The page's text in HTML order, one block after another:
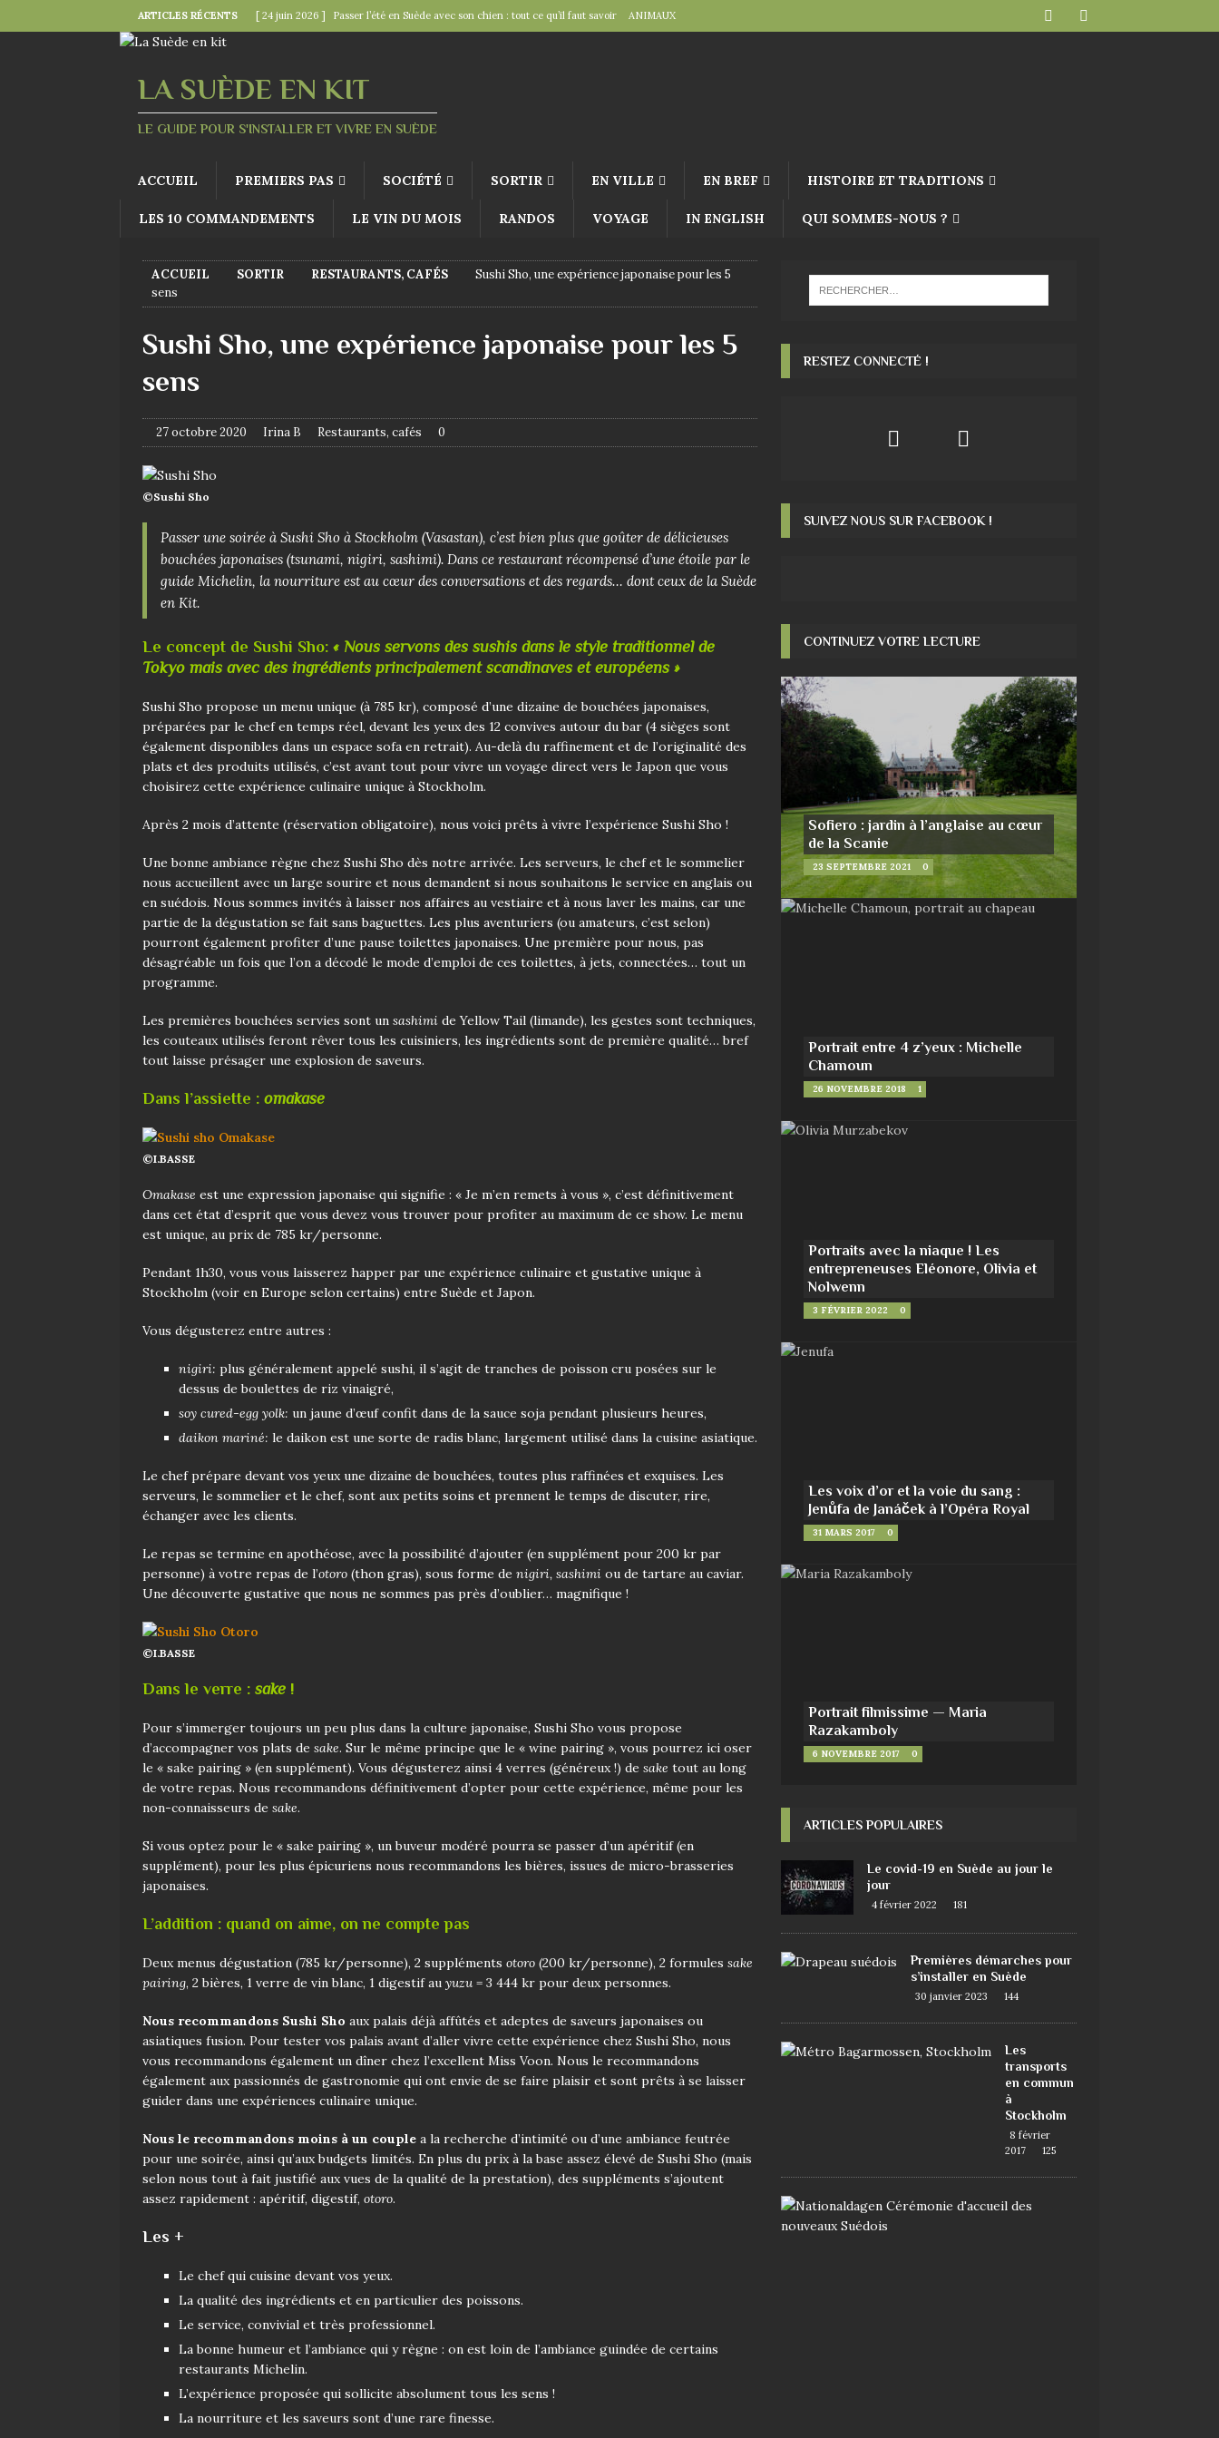
ARTICLES RÉCENTS [ 24 juin 2026 ] Passer l’été en Suède avec son chien : tout ce qu’il faut savoir ANIMAUX
[ 18 juin 2026 ] Midsommar — la fête suédoise par excellence
Le rire s’invite à table : « Venez donc dîner ce soir ! »
LA SUÈDE EN KIT
LE GUIDE POUR S'INSTALLER ET VIVRE EN SUÈDE
ACCUEIL PREMIERS PAS SOCIÉTÉ SORTIR EN VILLE EN BREF HISTOIRE ET TRADITIONS
LES 10 COMMANDEMENTS LE VIN DU MOIS RANDOS VOYAGE IN ENGLISH QUI SOMMES-NOUS ?
ACCUEIL SORTIR RESTAURANTS, CAFÉS
Sushi Sho, une expérience japonaise pour les 5
sens
Sushi Sho, une expérience japonaise pour les 5
sens
27 octobre 2020 Irina B Restaurants, cafés 0
©Sushi Sho
Passer une soirée à Sushi Sho à Stockholm (Vasastan), c’est bien plus que goûter de délicieuses
bouchées japonaises (tsunami, nigiri, sashimi). Dans ce restaurant récompensé d’une étoile par le
guide Michelin, la nourriture est au cœur des conversations et des regards… dont ceux de la Suède
en Kit.
Le concept de Sushi Sho: « Nous servons des sushis dans le style traditionnel de
Tokyo mais avec des ingrédients principalement scandinaves et européens »
Sushi Sho propose un menu unique (à 785 kr), composé d’une dizaine de bouchées japonaises,
préparées par le chef en temps réel, devant les yeux des 12 convives autour du bar (4 sièges sont
également disponibles dans un espace sofa en retrait). Au-delà du raffinement et de l’originalité des
plats et des produits utilisés, c’est avant tout pour vivre un voyage direct vers le Japon que vous
choisirez cette expérience culinaire unique à Stockholm.
Après 2 mois d’attente (réservation obligatoire), nous voici prêts à vivre l’expérience Sushi Sho !
Une bonne ambiance règne chez Sushi Sho dès notre arrivée. Les serveurs, le chef et le sommelier
nous accueillent avec un large sourire et nous demandent si nous souhaitons le service en anglais ou
en suédois. Nous sommes invités à laisser nos affaires au vestiaire et à nous laver les mains, car une
partie de la dégustation se fait sans baguettes. Les plus aventuriers (ou amateurs, c’est selon)
pourront également profiter d’une pause toilettes japonaises. Une première pour nous, pas
désagréable un fois que l’on a décodé le mode d’emploi de ces toilettes, à jets, connectées… tout un
programme.
Les premières bouchées servies sont un sashimi de Yellow Tail (limande), les gestes sont techniques,
les couteaux utilisés feront rêver tous les cuisiniers, les ingrédients sont de première qualité… bref
tout laisse présager une explosion de saveurs.
Dans l’assiette : omakase
©I.BASSE
Omakase est une expression japonaise qui signifie : « Je m’en remets à vous », c’est définitivement
dans cet état d’esprit que vous devez vous trouver pour profiter au maximum de ce show. Le menu
est unique, au prix de 785 kr/personne.
Pendant 1h30, vous vous laisserez happer par une expérience culinaire et gustative unique à
Stockholm (voir en Europe selon certains) entre Suède et Japon.
Vous dégusterez entre autres :
nigiri: plus généralement appelé sushi, il s’agit de tranches de poisson cru posées sur le
dessus de boulettes de riz vinaigré,
soy cured-egg yolk: un jaune d’œuf confit dans de la sauce soja pendant plusieurs heures,
daikon mariné: le daikon est une sorte de radis blanc, largement utilisé dans la cuisine asiatique.
Le chef prépare devant vos yeux une dizaine de bouchées, toutes plus raffinées et exquises. Les
serveurs, le sommelier et le chef, sont aux petits soins et prennent le temps de discuter, rire,
échanger avec les clients.
Le repas se termine en apothéose, avec la possibilité d’ajouter (en supplément pour 200 kr par
personne) à votre repas de l’otoro (thon gras), sous forme de nigiri, sashimi ou de tartare au caviar.
Une découverte gustative que nous ne sommes pas près d’oublier… magnifique !
©I.BASSE
Dans le verre : sake !
Pour s’immerger toujours un peu plus dans la culture japonaise, Sushi Sho vous propose
d’accompagner vos plats de sake. Sur le même principe que le « wine pairing », vous pourrez ici oser
le « sake pairing » (en supplément). Vous dégusterez ainsi 4 verres (généreux !) de sake tout au long
de votre repas. Nous recommandons définitivement d’opter pour cette expérience, même pour les
non-connaisseurs de sake.
Si vous optez pour le « sake pairing », un buveur modéré pourra se passer d’un apéritif (en
supplément), pour les plus épicuriens nous recommandons les bières, issues de micro-brasseries
japonaises.
L’addition : quand on aime, on ne compte pas
Deux menus dégustation (785 kr/personne), 2 suppléments otoro (200 kr/personne), 2 formules sake
pairing, 2 bières, 1 verre de vin blanc, 1 digestif au yuzu = 3 444 kr pour deux personnes.
Nous recommandons Sushi Sho aux palais déjà affûtés et adeptes de saveurs japonaises ou
asiatiques fusion. Pour tester vos palais avant d’aller vivre cette expérience chez Sushi Sho, nous
vous recommandons également un dîner chez l’excellent Miss Voon. Nous le recommandons
également aux passionnés de gastronomie qui ont envie de se faire plaisir et sont prêts à se laisser
guider dans une expériences culinaire unique.
Nous le recommandons moins à un couple a la recherche d’intimité ou d’une ambiance feutrée
pour une soirée, ainsi qu’aux budgets limités. En plus du prix à la base assez élevé de Sushi Sho (mais
selon nous tout à fait justifié aux vues de la qualité de la prestation), des suppléments s’ajoutent
assez rapidement : apéritif, digestif, otoro.
Les +
Le chef qui cuisine devant vos yeux.
La qualité des ingrédients et en particulier des poissons.
Le service, convivial et très professionnel.
La bonne humeur et l’ambiance qui y règne : on est loin de l’ambiance guindée de certains
restaurants Michelin.
L’expérience proposée qui sollicite absolument tous les sens !
La nourriture et les saveurs sont d’une rare finesse.
RESTEZ CONNECTÉ !
SUIVEZ NOUS SUR FACEBOOK !
CONTINUEZ VOTRE LECTURE
Sofiero : jardin à l’anglaise au cœur
de la Scanie
23 SEPTEMBRE 2021 0
Portrait entre 4 z’yeux : Michelle
Chamoun
26 NOVEMBRE 2018 1
Portraits avec la niaque ! Les
entrepreneuses Eléonore, Olivia et
Nolwenn
3 FÉVRIER 2022 0
Les voix d’or et la voie du sang :
Jenůfa de Janáček à l’Opéra Royal
31 MARS 2017 0
Portrait filmissime — Maria
Razakamboly
6 NOVEMBRE 2017 0
ARTICLES POPULAIRES
Le covid-19 en Suède au jour le
jour
4 février 2022 181
Premières démarches pour
s’installer en Suède
30 janvier 2023 144
Les
transports
en commun
à
Stockholm
8 février
2017
125